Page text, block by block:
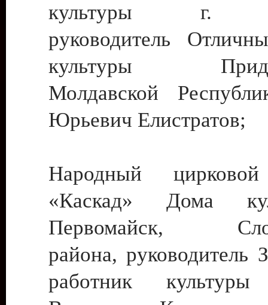
культуры г.
руководитель
культуры
Молдавской
Юрьевич Елистратов;
Народный цирковой
«Каскад» Дома
Первомайск,
района, руководитель
работник культуры